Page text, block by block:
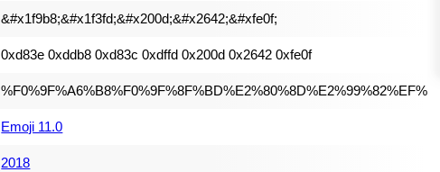
&#x1f9b8;&#x1f3fd;&#x200d;&#x2642;&#xfe0f;
0xd83e 0xddb8 0xd83c 0xdffd 0x200d 0x2642 0xfe0f
Emoji 11.0
2018